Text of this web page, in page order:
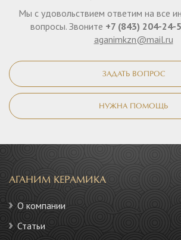
Мы с удовольствием ответим на все
вопросы. Звоните +7 (843) 204-24-
aganimkzn@mail.ru
ЗАДАТЬ ВОПРОС
НУЖНА ПОМОЩЬ
АГАНИМ КЕРАМИКА
О компании
Статьи